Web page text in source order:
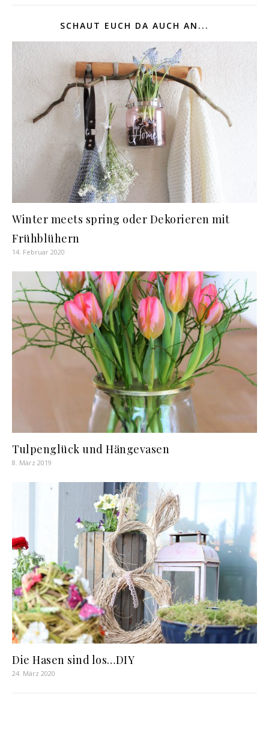
SCHAUT EUCH DA AUCH AN...
Winter meets spring oder Dekorieren mit
Frühblühern
14. Februar 2020
Tulpenglück und Hängevasen
8. März 2019
Die Hasen sind los…DIY
24. März 2020